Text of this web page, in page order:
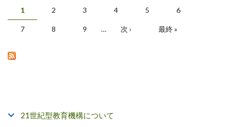
ページ
1 2 3 4 5 6
7 8 9 … 次 › 最終 »
21世紀型教育機構について